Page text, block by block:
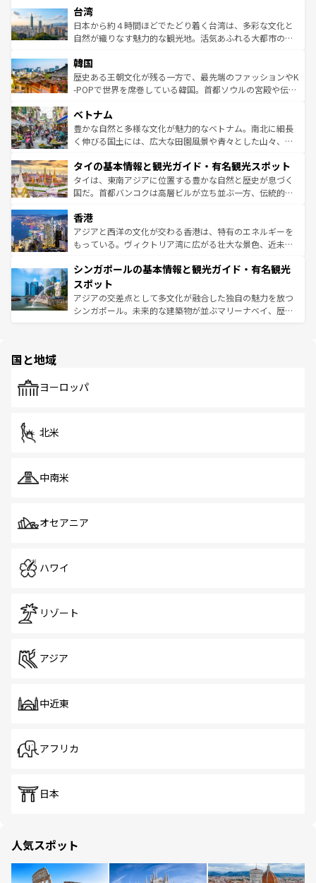
人々、おいしいローカルフードやハワイアンミュージッ
ク、伝統的なフラダンスなど、すべてがハワイの魅力を彩
っている。訪れるたびに新しい発見と感動が待っているハ
はコンテンツ一覧
リアリーフや大陸中央部にそびえるウルル（エアーズロッ
ク）、タスマニアの美しい原生林やケアンズの熱帯雨林な
ど、見どころがたくさん。また、カフェやワイン、オージ
いる。アクティビティも充実しており、サーフィンやダイ
ビング、ハイキングなど、アウトドア好きにはたまらな
い。オーストラリアの多彩な魅力を存分に味わいつくそ
参照してほしい。
台湾
日本から約４時間ほどでたどり着く台湾は、多彩な文化と
自然が織りなす魅力的な観光地。活気あふれる大都市の台
ン）、静ひつな山岳地帯である台湾東部など、都市の喧騒
と山間の静けさが共存しており、訪れる人に新しい発見と
驚きをもたらしてくれる。また、奥深い台湾の食文化も魅
容にもいいと評判のスイーツなど、バラエティ豊かな料理
が味わえる。 なお、新着の台湾情報は コンテンツ一覧を参
照してほしい。
韓国
歴史ある王朝文化が残る一方で、最先端のファッションやK
-POPで世界を席巻している韓国。首都ソウルの宮殿や伝統
き、地方に足を延ばせば四季折々の自然美を楽しむことが
できる。そして、キムチや焼肉、絶品のストリートフード
まで、さまざまな韓国料理が待っている。夜には、韓国な
リティに包まれながら、韓国の多彩な魅力を心ゆくまで味
わってみてほしい。 なお、新着の韓国情報はコンテンツ一
覧を参照してほしい。
ベトナム
豊かな自然と多様な文化が魅力的なベトナム。南北に細長
く伸びる国土には、広大な田園風景や青々とした山々、世
急速な発展と共に伝統が息づく。ハノイの古い町並みやホ
ーチミン市のフランス統治時代の建物も、独特の雰囲気を
醸し出している。また、バラエティの豊かさとおいしさで
とつ。フォーやバインミー、ベトナムコーヒーなどは、ぜ
ひ現地で味わいたい。どの地域を訪れてもあたたかい人々
が旅行者を迎えてくれるので、きっと忘れられない旅にな
参照してほしい。
タイの基本情報と観光ガイド・有名観光スポット
タイは、東南アジアに位置する豊かな自然と歴史が息づく
国だ。首都バンコクは高層ビルが立ち並ぶ一方、伝統的な
の活気が交差している。北部ではチェンマイなどの山岳地
帯で自然と触れ合い、南部ではプーケットやクラビの美し
いビーチでリゾート気分を楽しむことができる。タイ料理
激する。気候は一年中温暖で、どの季節にも異なる楽しみ
が待っている。親しみやすいタイの人々、仏教を中心とし
た文化、そして多様な観光資源が、訪れる旅人を魅了し続
ける。 なお、新着のタイ情報はコンテンツ一覧を参照して
香港
アジアと西洋の文化が交わる香港は、特有のエネルギーを
もっている。ヴィクトリア湾に広がる壮大な景色、近未来
み、どこを訪れても感動するはず。観光スポットが密集し
ており、効率よく見どころを回れるのも魅力。息をのむよ
うな絶景から文化的な体験まで、香港を存分に楽しみ尽く
そう。 なお、新着の香港情報はコンテンツ一覧を参照して
シンガポールの基本情報と観光ガイド・有名観光
スポット
アジアの交差点として多文化が融合した独自の魅力を放つ
シンガポール。未来的な建築物が並ぶマリーナベイ、歴史
で、ホーカーズは地元の風情を楽しめる外せないスポット
国と地域
ヨーロッパ
北米
中南米
オセアニア
ハワイ
リゾート
アジア
中近東
アフリカ
日本
人気スポット